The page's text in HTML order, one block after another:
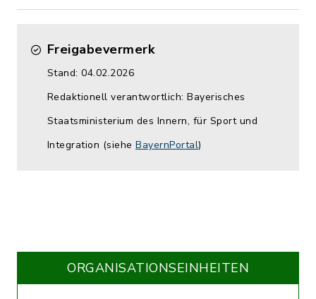
Freigabevermerk
Stand: 04.02.2026
Redaktionell verantwortlich: Bayerisches
Staatsministerium des Innern, für Sport und
Integration (siehe BayernPortal)
ORGANISATIONS­EINHEITEN